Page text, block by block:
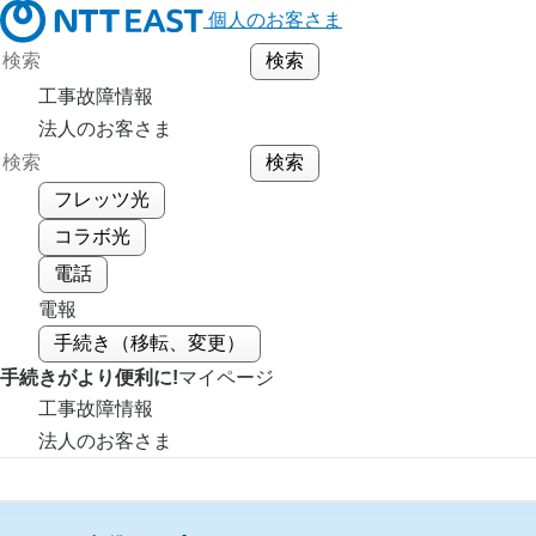
個人のお客さま
工事故障情報
法人のお客さま
フレッツ光
コラボ光
電話
電報
手続き（移転、変更）
手続きがより便利に!マイページ
工事故障情報
法人のお客さま